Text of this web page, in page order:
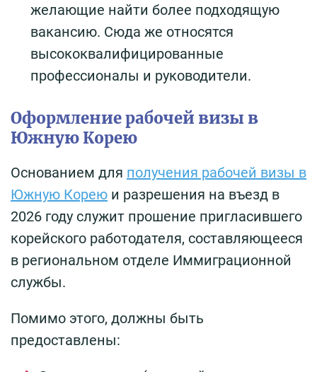
желающие найти более подходящую
вакансию. Сюда же относятся
высококвалифицированные
профессионалы и руководители.
Оформление рабочей визы в
Южную Корею
Основанием для получения рабочей визы в
Южную Корею и разрешения на въезд в
2026 году служит прошение пригласившего
корейского работодателя, составляющееся
в региональном отделе Иммиграционной
службы.
Помимо этого, должны быть
предоставлены: